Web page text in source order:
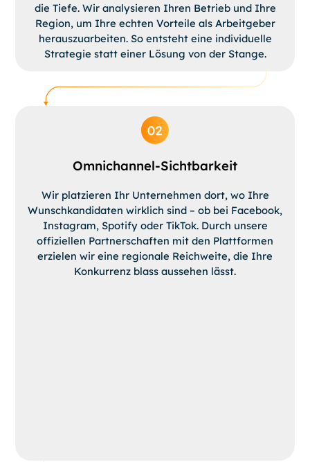
die Tiefe. Wir analysieren Ihren Betrieb und Ihre
Region, um Ihre echten Vorteile als Arbeitgeber
herauszuarbeiten. So entsteht eine individuelle
Strategie statt einer Lösung von der Stange.
Omnichannel-Sichtbarkeit
Wir platzieren Ihr Unternehmen dort, wo Ihre
Wunschkandidaten wirklich sind – ob bei Facebook,
Instagram, Spotify oder TikTok. Durch unsere
offiziellen Partnerschaften mit den Plattformen
erzielen wir eine regionale Reichweite, die Ihre
Konkurrenz blass aussehen lässt.